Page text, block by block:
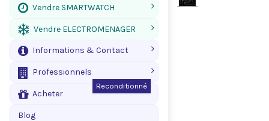
Vendre SMARTWATCH
Vendre ELECTROMENAGER
Informations & Contact
Professionnels
Acheter
Reconditionné
Blog